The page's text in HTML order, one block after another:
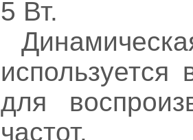
5 Вт.
для
частот.